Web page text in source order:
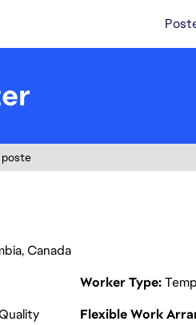
poste
Canada
Worker Type
Flexible Work